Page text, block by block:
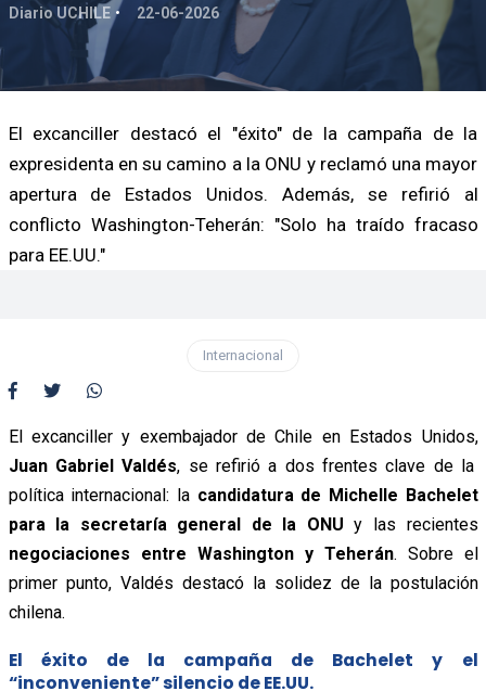
Diario UCHILE 22-06-2026
El excanciller destacó el "éxito" de la campaña de la
expresidenta en su camino a la ONU y reclamó una mayor
apertura de Estados Unidos. Además, se refirió al
conflicto Washington-Teherán: "Solo ha traído fracaso
para EE.UU."
Internacional
El excanciller y exembajador de Chile en Estados Unidos,
Juan Gabriel Valdés, se refirió a dos frentes clave de la
política internacional: lacandidatura de Michelle Bachelet
para la secretaría general de la ONU y las recientes
negociaciones entre Washington y Teherán. Sobre el
primer punto, Valdés destacó la solidez de la postulación
chilena.
El éxito de la campaña de Bachelet y el
“inconveniente” silencio de EE.UU.